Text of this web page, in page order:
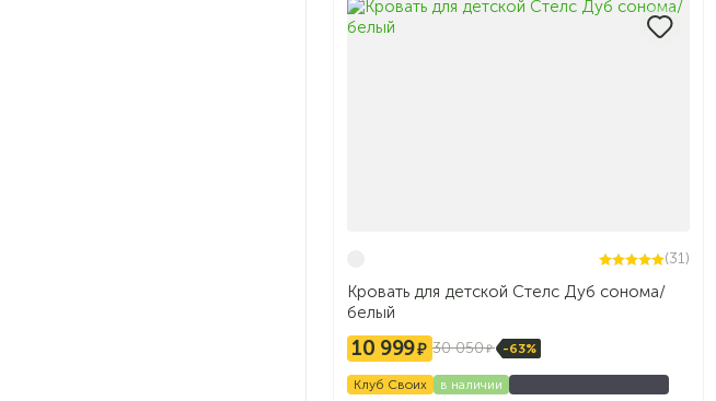
(31)
Кровать для детской Стелс Дуб сонома/
белый
10 999 30 050 -63%
Клуб Своих в наличии